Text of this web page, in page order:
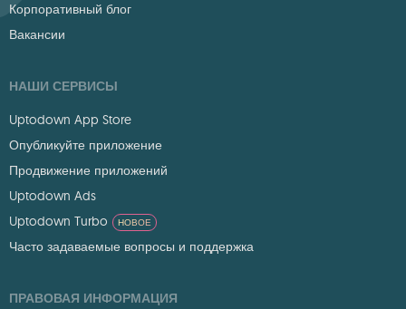
Корпоративный блог
Вакансии
НАШИ СЕРВИСЫ
Uptodown App Store
Опубликуйте приложение
Продвижение приложений
Uptodown Ads
Uptodown Turbo
НОВОЕ
Часто задаваемые вопросы и поддержка
ПРАВОВАЯ ИНФОРМАЦИЯ